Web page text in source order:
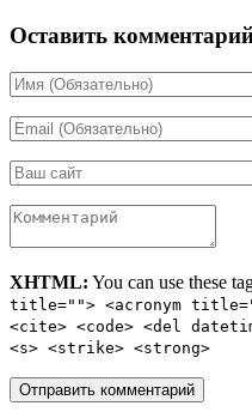
Оставить
XHTML: You can use these
title=""> <acronym
<cite> <code> <del
<s> <strike> <strong>